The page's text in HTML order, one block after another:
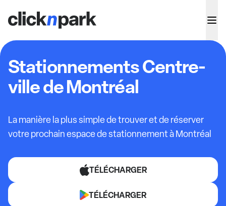
Stationnements Centre-
ville de Montréal
La manière la plus simple de trouver et de réserver
votre prochain espace de stationnement à Montréal
TÉLÉCHARGER
TÉLÉCHARGER